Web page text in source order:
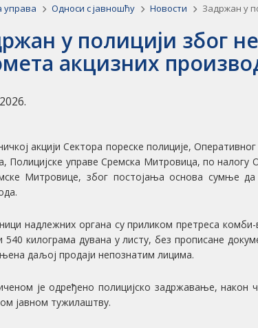
управа Односи с јавношћу Новости Задржан у
у полицији због
акцизних
акцији Сектора пореске полиције,
Полицијске управе Сремска Митровица, по налогу
Митровице, због постојања основа сумње
надлежних органа су приликом претреса
540 килограма дувана у листу, без прописане
даљој продаји непознатим лицима.
је одређено полицијско задржавање, након
јавном тужилаштву.